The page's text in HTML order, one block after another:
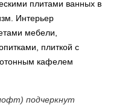
плитами ванных в
Интерьер
мебели,
плиткой с
кафелем
подчеркнут